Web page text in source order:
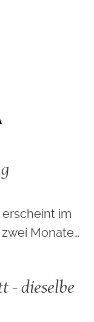
im
Monate…
- dieselbe